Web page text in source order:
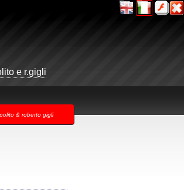
e r.gigli
& roberto gigli